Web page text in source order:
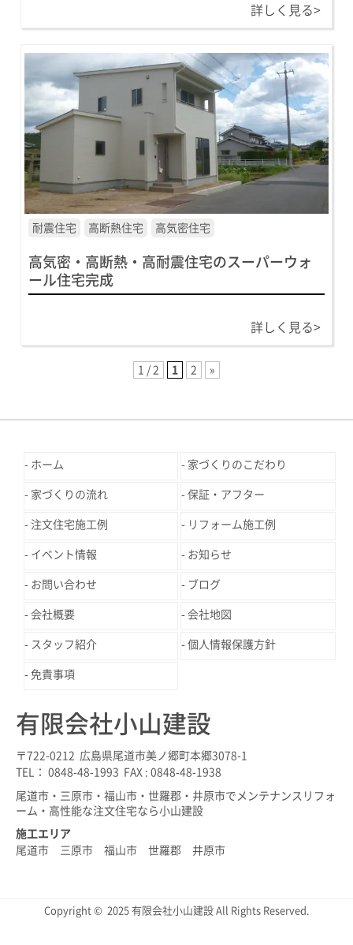
詳しく見る>
耐震住宅 高断熱住宅 高気密住宅
高気密・高断熱・高耐震住宅のスーパーウォ
ール住宅完成
詳しく見る>
1 / 2 1 2 »
ホーム 家づくりのこだわり
家づくりの流れ 保証・アフター
注文住宅施工例 リフォーム施工例
イベント情報 お知らせ
お問い合わせ ブログ
会社概要 会社地図
スタッフ紹介 個人情報保護方針
免責事項
有限会社小山建設
〒722-0212 広島県尾道市美ノ郷町本郷3078-1
TEL： 0848-48-1993 FAX : 0848-48-1938
尾道市・三原市・福山市・世羅郡・井原市でメンテナンスリフォ
ーム・高性能な注文住宅なら小山建設
施工エリア
尾道市 三原市 福山市 世羅郡 井原市
Copyright © 2025 有限会社小山建設 All Rights Reserved.